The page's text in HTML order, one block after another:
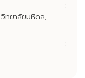
:
ทยาลัยมหิดล,
: